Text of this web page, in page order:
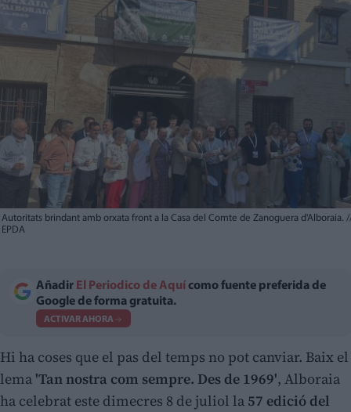
Autoritats brindant amb orxata front a la Casa del Comte de Zanoguera d'Alboraia.
EPDA
Añadir El Periodico de Aquí como fuente preferida de
Google de forma gratuita.
ACTIVAR AHORA
Hi ha coses que el pas del temps no pot canviar. Baix el
lema 'Tan nostra com sempre. Des de 1969', Alboraia
ha celebrat este dimecres 8 de juliol la 57 edició del